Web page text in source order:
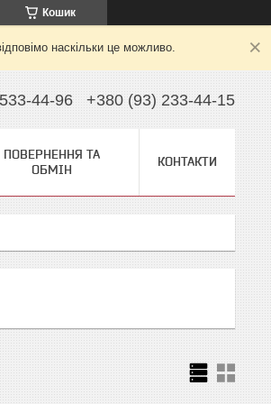
Кошик
наскільки це можливо.
44-96 +380 (93) 233-44-15
ПОВЕРНЕННЯ ТА
ОБМІН
КОНТАКТИ